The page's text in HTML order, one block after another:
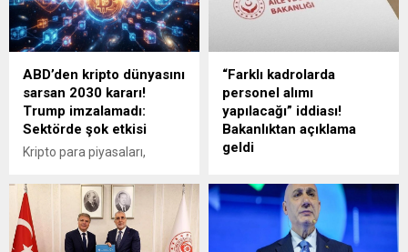
ABD’den kripto dünyasını
sarsan 2030 kararı!
Trump imzalamadı:
Sektörde şok etkisi
Kripto para piyasaları,
hamlesini durdurmasıyla
rahat bir nefes aldı.
Kayıplarını telafi ederek 64
bin dolara dayanan Bitcoin
“Farklı kadrolarda
personel alımı
yapılacağı” iddiası!
Bakanlıktan açıklama
geldi
Bakanlığı, bazı sosyal
medya hesaplarında yer
alan "KPSS'siz ve KPSS'li
olmak üzere farklı